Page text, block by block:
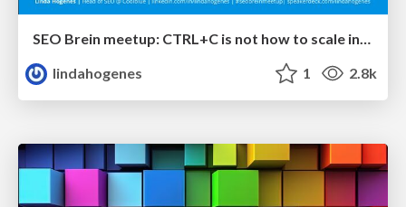
SEO Brein meetup: CTRL+C is not how to scale international SEO
lindahogenes
1 2.8k